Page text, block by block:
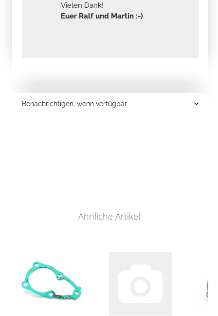
Vielen Dank!
Euer Ralf und Martin :-)
Benachrichtigen, wenn verfügbar
Ähnliche Artikel